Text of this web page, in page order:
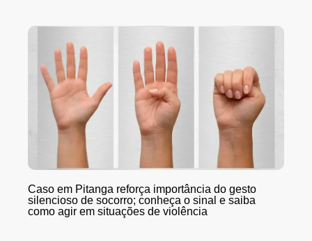
Caso em Pitanga reforça importância do gesto
silencioso de socorro; conheça o sinal e saiba
como agir em situações de violência